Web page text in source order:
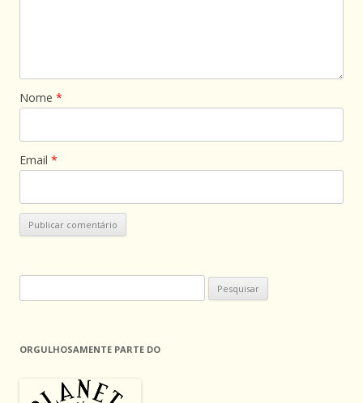
Nome *
Email *
por:
ORGULHOSAMENTE PARTE DO